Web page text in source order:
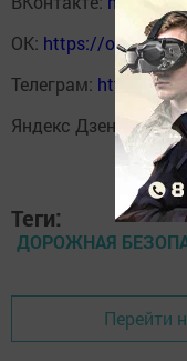
ОК: https://ok.ru/
Телеграм: https://
Яндекс Дзен:
Теги:
ДОРОЖНАЯ
Перейти